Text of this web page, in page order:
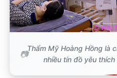
Thẩm Mỹ Hoàng Hồng là
nhiều tín đồ yêu